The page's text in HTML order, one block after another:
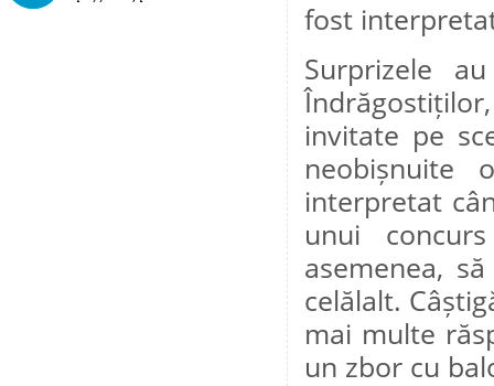
fost
Surprizele
invitate pe
interpretat
unui
asemenea,
celălalt.
mai multe
un zbor cu